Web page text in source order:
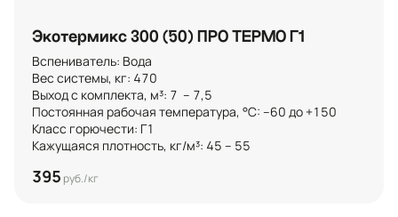
Экотермикс 300 (50) ПРО ТЕРМО Г1
Вспениватель: Вода
Вес системы, кг: 470
Выход с комплекта, м³: 7  – 7,5
Постоянная рабочая температура, °C: –60 до +150
Класс горючести: Г1
Кажущаяся плотность, кг/м³: 45 – 55
395 руб./кг